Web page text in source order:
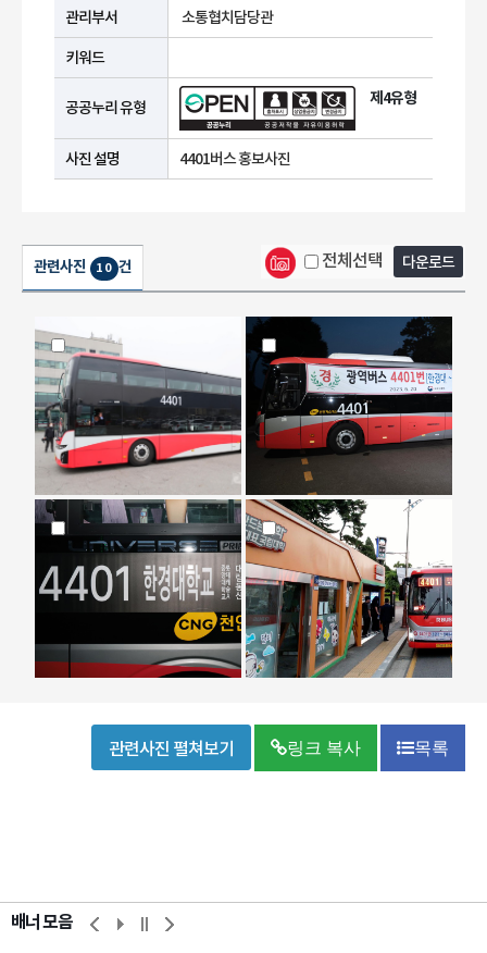
관리부서 소통협치담당관
키워드
공공누리 유형 제4유형
사진 설명 4401버스 홍보사진
관련사진 10 건 전체선택 다운로드
관련사진 펼쳐보기 링크 복사 목록
배너 모음